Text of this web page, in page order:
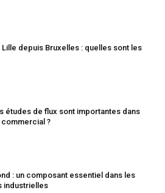
depuis Bruxelles : quelles sont les
études de flux sont importantes dans
commercial ?
: un composant essentiel dans les
industrielles